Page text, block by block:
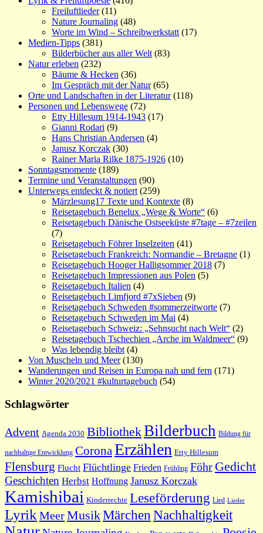
Freiluftlieder(11)
Nature Journaling (48)
Worte im Wind – Schreibwerkstatt (17)
Medien-Tipps (381)
Bilderbücher aus aller Welt (83)
Natur erleben (232)
Bäume & Hecken (36)
Im Gespräch mit der Natur(65)
Orte und Landschaften in der Literatur(118)
Personen und Lebenswege (72)
Etty Hillesum 1914-1943 (17)
Gianni Rodari (9)
Hans Christian Andersen (4)
Janusz Korczak (30)
Rainer Maria Rilke 1875-1926 (10)
Sonntagsmomente (189)
Termine und Veranstaltungen (90)
Unterwegs entdeckt & notiert (259)
Märzlesung17 Texte und Kontexte (8)
Reisetagebuch Benelux „Wege & Worte“ (6)
Reisetagebuch Dänische Ostseeküste #7tage – #7zeilen
(7)
Reisetagebuch Föhrer Inselzeiten (41)
Reisetagebuch Frankreich: Normandie – Bretagne (1)
Reisetagebuch Hooger Halligsommer 2018 (7)
Reisetagebuch Impressionen aus Polen (5)
Reisetagebuch Italien (4)
Reisetagebuch Limfjord #7xSieben (9)
Reisetagebuch Schweden #sommerzeitworte (7)
Reisetagebuch Schweden im Mai (4)
Reisetagebuch Schweiz: „Sehnsucht nach Welt“ (2)
Reisetagebuch Tschechien „Arche im Waldmeer“ (9)
Was lebendig bleibt (4)
Von Muscheln und Meer(130)
Wanderungen und Reisen in Europa nah und fern (171)
Winter 2020/2021 #kulturtagebuch (54)
Schlagwörter
Advent Agenda 2030 BibliothekBilderbuch Bildung für
nachhaltige Entwicklung Corona Erzählen Etty Hillesum
Flensburg Flucht Flüchtlinge Frieden Frühling Föhr Gedicht
Geschichten Herbst Hoffnung Janusz Korczak
Kamishibai Kinderrechte Leseförderung Lied Lieder
Lyrik MeerMusikMärchen Nachhaltigkeit